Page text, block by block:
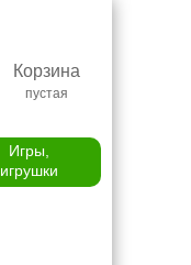
Корзина
пустая
Игры,
игрушки